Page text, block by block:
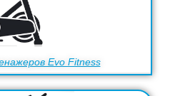
Evo Fitness